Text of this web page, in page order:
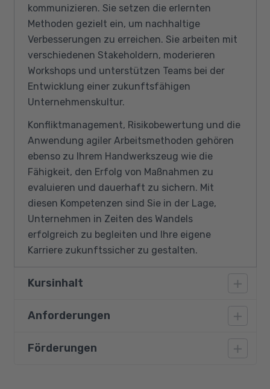
kommunizieren. Sie setzen die erlernten
Methoden gezielt ein, um nachhaltige
Verbesserungen zu erreichen. Sie arbeiten mit
verschiedenen Stakeholdern, moderieren
Workshops und unterstützen Teams bei der
Entwicklung einer zukunftsfähigen
Unternehmenskultur.
Konfliktmanagement, Risikobewertung und die
Anwendung agiler Arbeitsmethoden gehören
ebenso zu Ihrem Handwerkszeug wie die
Fähigkeit, den Erfolg von Maßnahmen zu
evaluieren und dauerhaft zu sichern. Mit
diesen Kompetenzen sind Sie in der Lage,
Unternehmen in Zeiten des Wandels
erfolgreich zu begleiten und Ihre eigene
Karriere zukunftssicher zu gestalten.
Kursinhalt
Grundlagen und Prinzipien der
Phasen von Veränderungsprozessen in
Anforderungen
Vorausgesetzt werden grundlegende PC-
Förderungen